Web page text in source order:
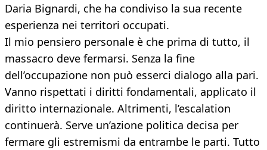
Daria Bignardi, che ha condiviso la sua recente
esperienza nei territori occupati.
Il mio pensiero personale è che prima di tutto, il
massacro deve fermarsi. Senza la fine
dell’occupazione non può esserci dialogo alla pari.
Vanno rispettati i diritti fondamentali, applicato il
diritto internazionale. Altrimenti, l’escalation
continuerà. Serve un’azione politica decisa per
fermare gli estremismi da entrambe le parti. Tutto